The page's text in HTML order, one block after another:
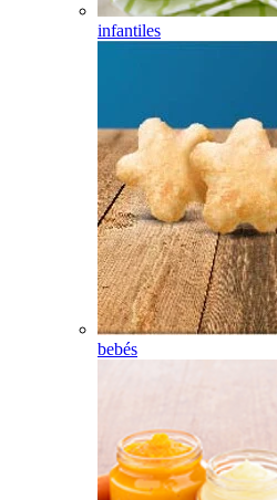
infantiles
bebés